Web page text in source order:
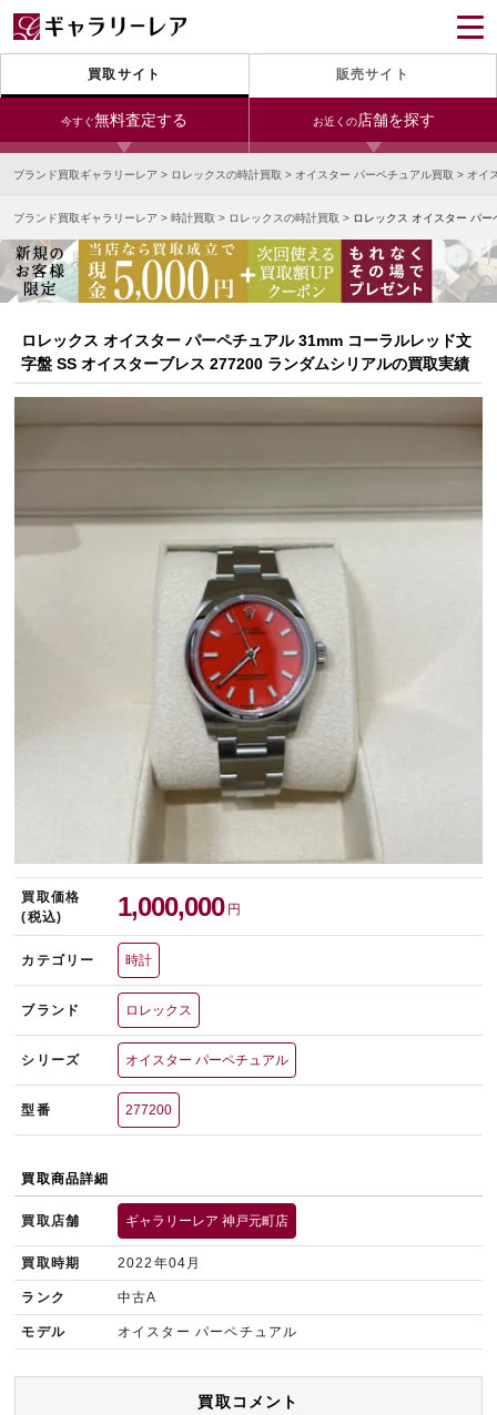
買取サイト 販売サイト
今すぐ無料査定する お近くの店舗を探す
24時間受付（対応時間10:00～19:00）
宅配買取を申し込む
無料の宅配キットをお届けします
今すぐ電話査定
受付時間 10:00～19:00
銀座本店 青山表参道店 新宿東口店
小田急新宿店 LAB東京 名古屋大須店
なんば店 神戸元町(三宮)店 LAB大阪
宅配買取を申し込む
無料の宅配キットをお届けします
ブランド買取ギャラリーレア > ロレックスの時計買取 > オイスター パーペチュアル買取 > オイ
ブランド買取ギャラリーレア > 時計買取 > ロレックスの時計買取 > ロレックス オイスター パ
ロレックス オイスター パーペチュアル 31mm コーラルレッド文
字盤 SS オイスターブレス 277200 ランダムシリアルの買取実績
買取価格
(税込)
1,000,000 円
カテゴリー 時計
ブランド ロレックス
シリーズ オイスター パーペチュアル
型番 277200
買取商品詳細
買取店舗 ギャラリーレア 神戸元町店
買取時期 2022年04月
ランク 中古A
モデル オイスター パーペチュアル
買取コメント